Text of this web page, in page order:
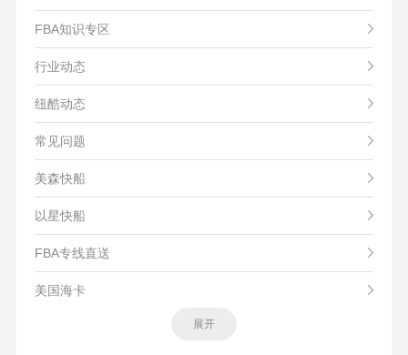
FBA知识专区
行业动态
纽酷动态
常见问题
美森快船
以星快船
FBA专线直送
美国海卡
展开